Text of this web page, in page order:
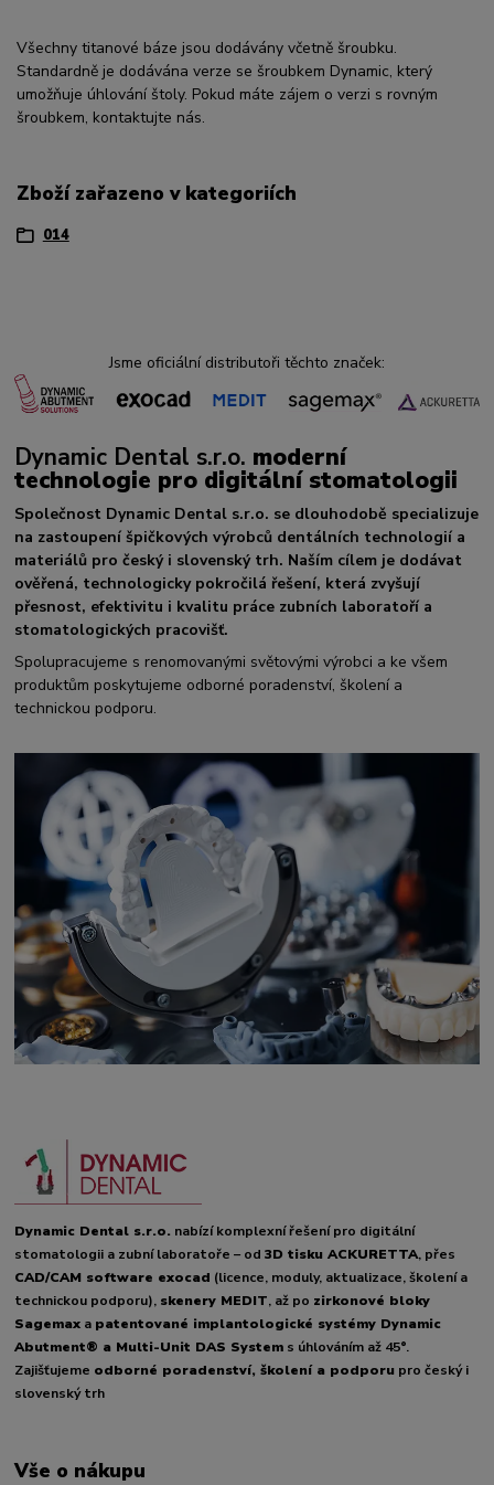
Všechny titanové báze jsou dodávány včetně šroubku.
Standardně je dodávána verze se šroubkem Dynamic, který
umožňuje úhlování štoly. Pokud máte zájem o verzi s rovným
šroubkem, kontaktujte nás.
Zboží zařazeno v kategoriích
014
Jsme oficiální distributoři těchto značek:
Dynamic Dental s.r.o. moderní
technologie pro digitální stomatologii
Společnost Dynamic Dental s.r.o. se dlouhodobě specializuje
na zastoupení špičkových výrobců dentálních technologií a
materiálů pro český i slovenský trh. Naším cílem je dodávat
ověřená, technologicky pokročilá řešení, která zvyšují
přesnost, efektivitu i kvalitu práce zubních laboratoří a
stomatologických pracovišť.
Spolupracujeme s renomovanými světovými výrobci a ke všem
produktům poskytujeme odborné poradenství, školení a
technickou podporu.
Dynamic Dental s.r.o. nabízí komplexní řešení pro digitální
stomatologii a zubní laboratoře – od3D tisku ACKURETTA, přes
CAD/CAM software exocad (licence, moduly, aktualizace, školení a
technickou podporu), skenery MEDIT, až po zirkonové bloky
Sagemax a patentované implantologické systémy Dynamic
Abutment® a Multi-Unit DAS System s úhlováním až 45°.
Zajišťujeme odborné poradenství, školení a podporu pro český i
slovenský trh
Vše o nákupu